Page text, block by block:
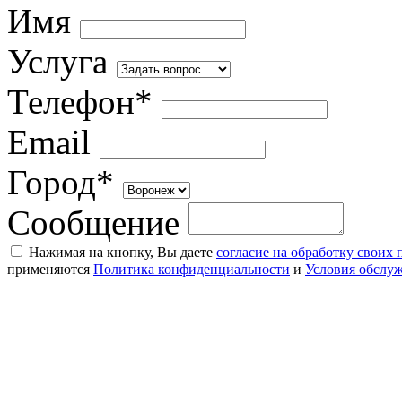
Имя
Услуга
Телефон*
Email
Город*
Сообщение
Нажимая на кнопку, Вы даете согласие на обработку
применяются Политика конфиденциальности и Условия